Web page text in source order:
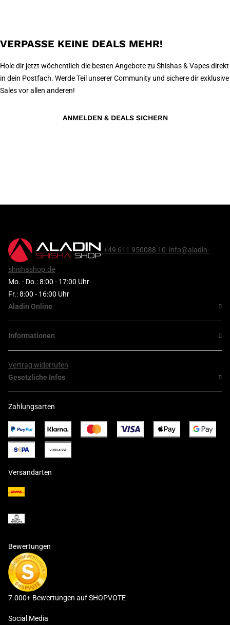
VERPASSE KEINE DEALS MEHR!
Hole dir jetzt wöchentlich die besten Angebote zu Shishas & Vapes direkt
in dein Postfach. Werde Teil unserer Community und sichere dir exklusive
Sales vor allen anderen!
ANMELDEN & DEALS SICHERN
+49 611 950088 10 info@aladin-
shishashop.de
Mo. - Do.: 8:00 - 17:00 Uhr
Fr.: 8:00 - 16:00 Uhr
Aladin Online
Informationen
Vertrag widerrufen
Gesetzliche Infos
Zahlungsarten
Versandarten
Bewertungen
7.000+ Bewertungen auf SHOPVOTE
Social Media